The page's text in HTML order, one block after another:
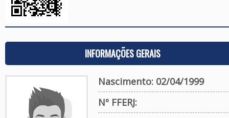
INFORMAÇÕES GERAIS
Nascimento: 02/04/1999
Nº FFERJ: